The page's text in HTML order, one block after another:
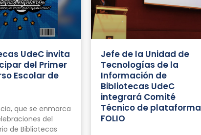
UdeC invita
del Primer
Escolar de
que se enmarca
del
de Bibliotecas
Jefe de la Unidad de
Tecnologías de la
Información de
Bibliotecas UdeC
integrará Comité
Técnico de plataforma
FOLIO